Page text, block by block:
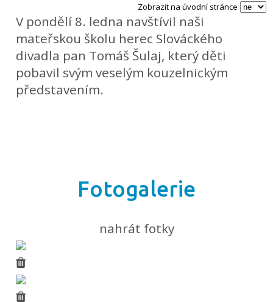
Zobrazit na úvodní stránce
V pondělí 8. ledna navštívil naši
mateřskou školu herec Slováckého
divadla pan Tomáš Šulaj, který děti
pobavil svým veselým kouzelnickým
představením.
Fotogalerie
nahrát fotky